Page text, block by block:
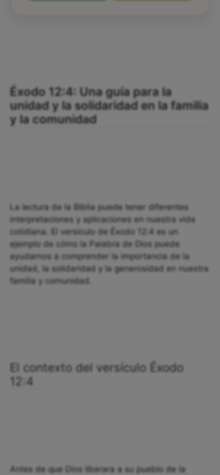
Éxodo 12:4: Una guía para la
unidad y la solidaridad en la familia
y la comunidad
La lectura de la Biblia puede tener diferentes
interpretaciones y aplicaciones en nuestra vida
cotidiana. El versículo de Éxodo 12:4 es un
ejemplo de cómo la Palabra de Dios puede
ayudarnos a comprender la importancia de la
unidad, la solidaridad y la generosidad en nuestra
familia y comunidad.
El contexto del versículo Éxodo
12:4
Antes de que Dios liberara a su pueblo de la